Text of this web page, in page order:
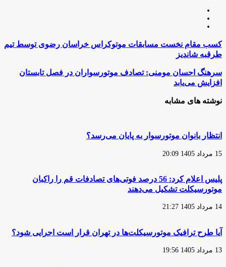
کسب
مقام
نخست
مسابقات
موتوکراس
خراسان
توسط
کسب مقام نخست مسابقات موتوکراس خراسان رضوی توسط تیم
طرقبه شاندیز
سرهنگ
احسان
مومنی:
تصادف
موتورسواران
تابستان
افزایش
سرهنگ احسان مومنی: تصادف موتورسواران در فصل تابستان
افزایش می‌یابد
نوشته های مشابه
انتظار بانوان موتورسوار به پایان می‌رسد؟
15 مرداد 1405 20:09
پلیس اعلام کرد: 56 درصد فوتی‌های تصادفات قم را راکبان
موتورسیکلت تشکیل می‌دهند
14 مرداد 1405 21:27
آیا طرح ترافیک موتورسیکلت‌ها در تهران قرار است اجرایی شود؟
13 مرداد 1405 19:56